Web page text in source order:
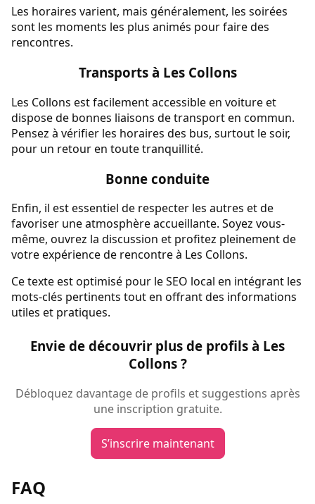
Les horaires varient, mais généralement, les soirées
sont les moments les plus animés pour faire des
rencontres.
Transports à Les Collons
Les Collons est facilement accessible en voiture et
dispose de bonnes liaisons de transport en commun.
Pensez à vérifier les horaires des bus, surtout le soir,
pour un retour en toute tranquillité.
Bonne conduite
Enfin, il est essentiel de respecter les autres et de
favoriser une atmosphère accueillante. Soyez vous-
même, ouvrez la discussion et profitez pleinement de
votre expérience de rencontre à Les Collons.
Ce texte est optimisé pour le SEO local en intégrant les
mots-clés pertinents tout en offrant des informations
utiles et pratiques.
Envie de découvrir plus de profils à Les
Collons ?
Débloquez davantage de profils et suggestions après
une inscription gratuite.
S’inscrire maintenant
FAQ